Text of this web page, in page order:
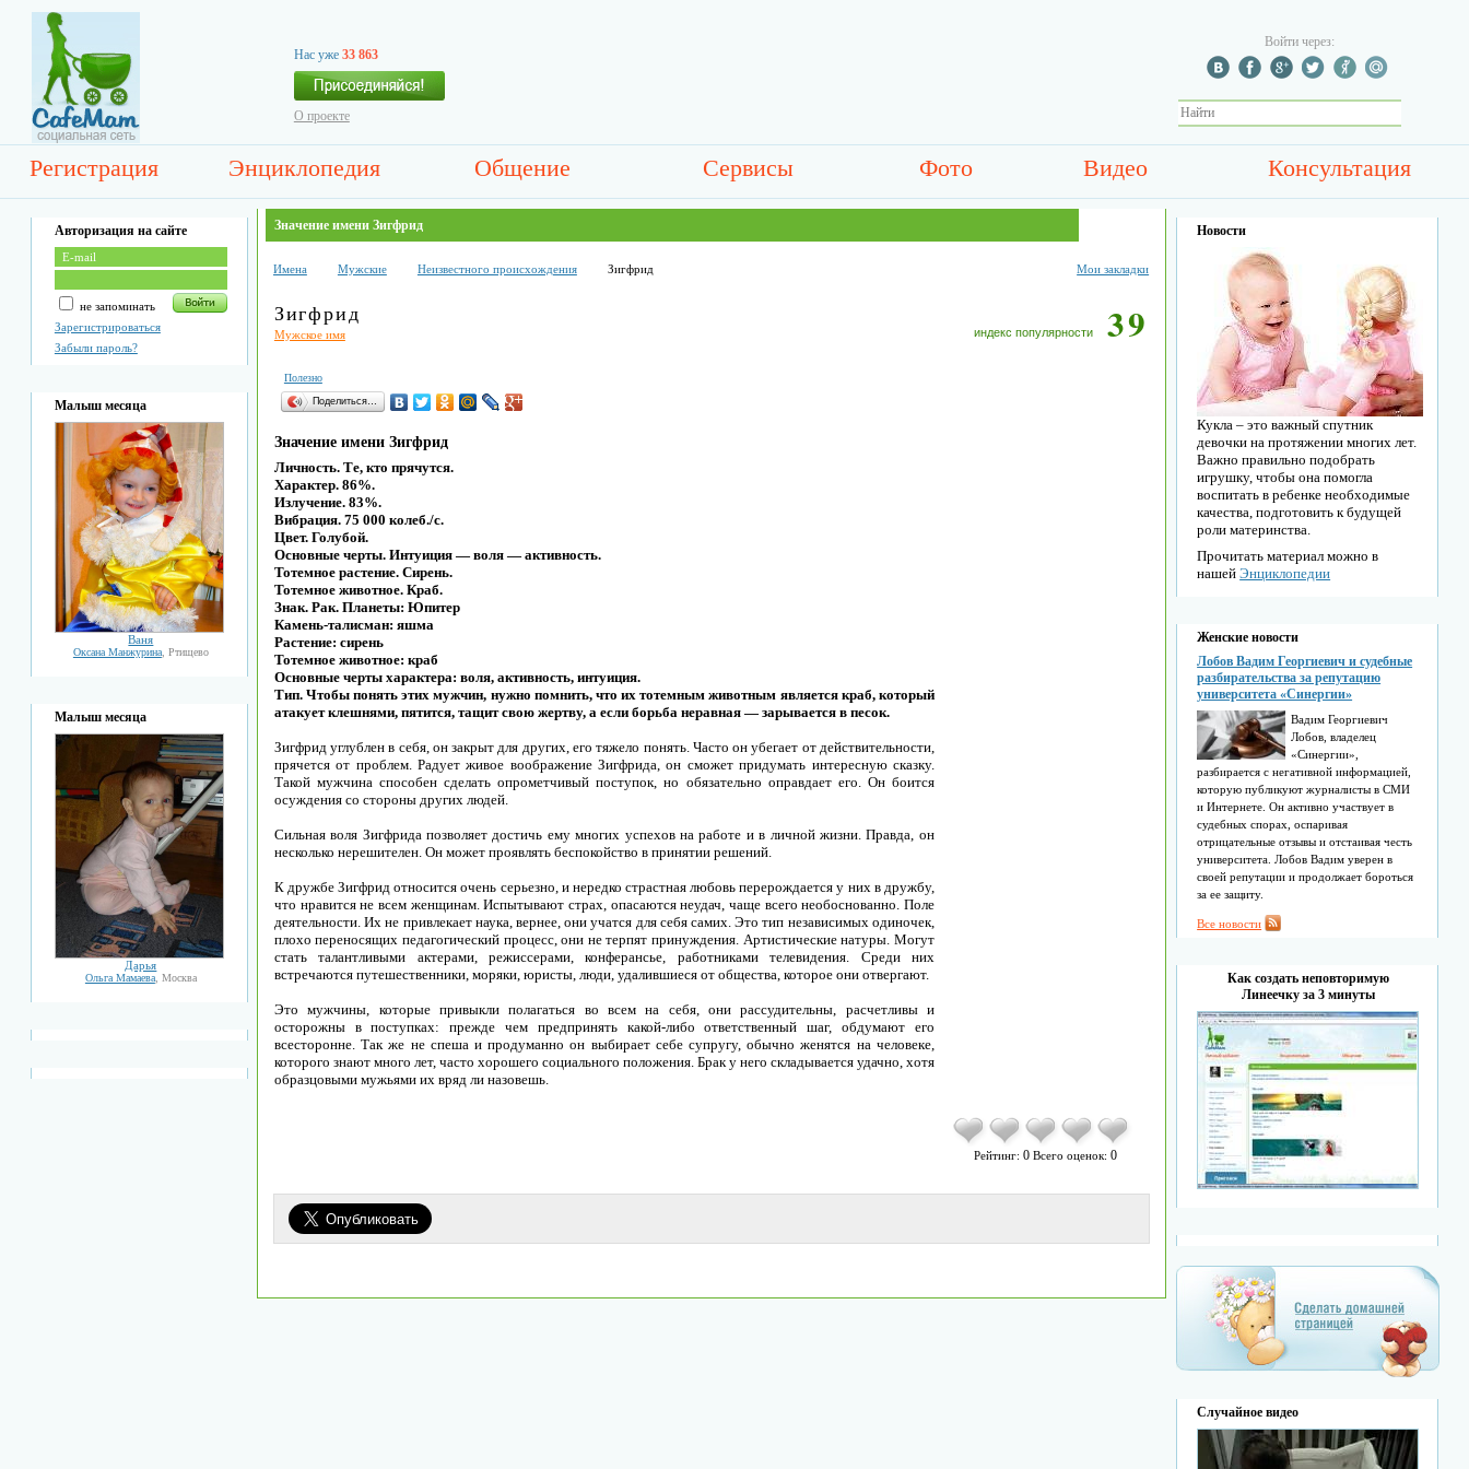
Нас уже 33 863
О проекте
Войти через:
Регистрация Энциклопедия Общение Сервисы Фото Видео Консультация
Авторизация на сайте
не запоминать
Зарегистрироваться
Забыли пароль?
Малыш месяца
Ваня
Оксана Манжурина, Ртищево
Малыш месяца
Дарья
Ольга Мамаева, Москва
Значение имени Зигфрид
Имена Мужские Неизвестного происхождения Зигфрид Мои закладки
Зигфрид
Мужское имя индекс популярности39
Полезно
Поделиться…
Значение имени Зигфрид
Личность. Те, кто прячутся.
Характер. 86%.
Излучение. 83%.
Вибрация. 75 000 колеб./с.
Цвет. Голубой.
Основные черты. Интуиция — воля — активность.
Тотемное растение. Сирень.
Тотемное животное. Краб.
Знак. Рак. Планеты: Юпитер
Камень-талисман: яшма
Растение: сирень
Тотемное животное: краб
Основные черты характера: воля, активность, интуиция.
Тип. Чтобы понять этих мужчин, нужно помнить, что их тотемным животным является краб, который
атакует клешнями, пятится, тащит свою жертву, а если борьба неравная — зарывается в песок.
Зигфрид углублен в себя, он закрыт для других, его тяжело понять. Часто он убегает от действительности,
прячется от проблем. Радует живое воображение Зигфрида, он сможет придумать интересную сказку.
Такой мужчина способен сделать опрометчивый поступок, но обязательно оправдает его. Он боится
осуждения со стороны других людей.
Сильная воля Зигфрида позволяет достичь ему многих успехов на работе и в личной жизни. Правда, он
несколько нерешителен. Он может проявлять беспокойство в принятии решений.
К дружбе Зигфрид относится очень серьезно, и нередко страстная любовь перерождается у них в дружбу,
что нравится не всем женщинам. Испытывают страх, опасаются неудач, чаще всего необоснованно. Поле
деятельности. Их не привлекает наука, вернее, они учатся для себя самих. Это тип независимых одиночек,
плохо переносящих педагогический процесс, они не терпят принуждения. Артистические натуры. Могут
стать талантливыми актерами, режиссерами, конферансье, работниками телевидения. Среди них
встречаются путешественники, моряки, юристы, люди, удалившиеся от общества, которое они отвергают.
Это мужчины, которые привыкли полагаться во всем на себя, они рассудительны, расчетливы и
осторожны в поступках: прежде чем предпринять какой-либо ответственный шаг, обдумают его
всесторонне. Так же не спеша и продуманно он выбирает себе супругу, обычно женятся на человеке,
которого знают много лет, часто хорошего социального положения. Брак у него складывается удачно, хотя
образцовыми мужьями их вряд ли назовешь.
Рейтинг:0 Всего оценок:0
Новости
Кукла – это важный спутник
девочки на протяжении многих лет.
Важно правильно подобрать
игрушку, чтобы она помогла
воспитать в ребенке необходимые
качества, подготовить к будущей
роли материнства.
Прочитать материал можно в
нашейЭнциклопедии
Женские новости
Лобов Вадим Георгиевич и судебные
разбирательства за репутацию
университета «Синергии»
Вадим Георгиевич
Лобов, владелец
«Синергии»,
разбирается с негативной информацией,
которую публикуют журналисты в СМИ
и Интернете. Он активно участвует в
судебных спорах, оспаривая
отрицательные отзывы и отстаивая честь
университета. Лобов Вадим уверен в
своей репутации и продолжает бороться
за ее защиту.
Все новости
Как создать неповторимую
Линеечку за 3 минуты
Случайное видео